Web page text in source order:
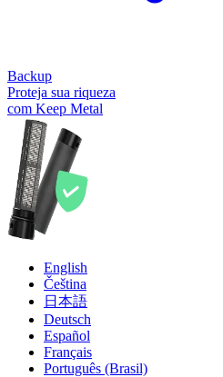
Backup
Proteja sua riqueza
com Keep Metal
English
Čeština
日本語
Deutsch
Español
Français
Português (Brasil)